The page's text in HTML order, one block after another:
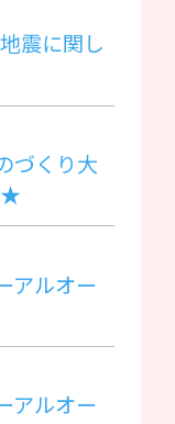
震に関し
づくり大
★
アルオー
アルオー